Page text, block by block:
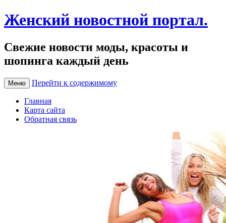
Женский новостной портал.
Свежие новости моды, красоты и
шопинга каждый день
Меню Перейти к содержимому
Главная
Карта сайта
Обратная связь